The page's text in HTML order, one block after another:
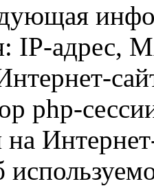
IP-адрес,
php-